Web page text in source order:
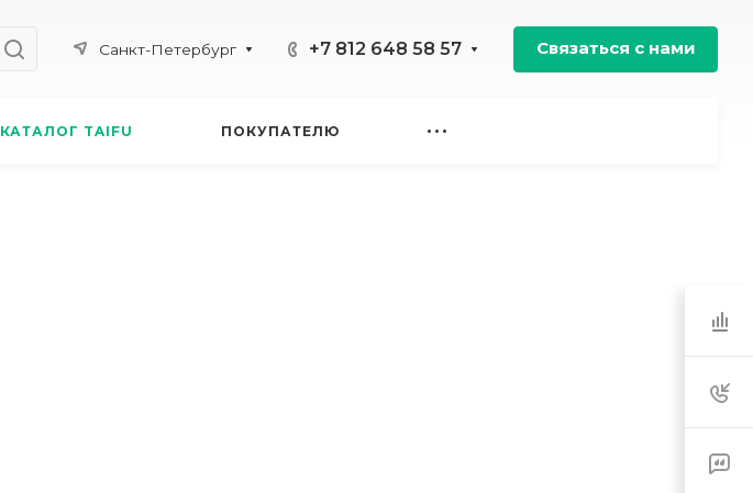
Санкт-Петербург +7 812 648 58 57 Связаться с нами
КАТАЛОГ TAIFU ПОКУПАТЕЛЮ